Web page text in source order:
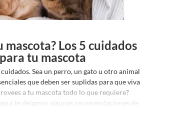
Los 5 cuidados
tu mascota
Sea un perro, un gato u otro animal
que deben ser suplidas para que viva
a tu mascota todo lo que requiere?
te dejamos algunas recomendaciones de